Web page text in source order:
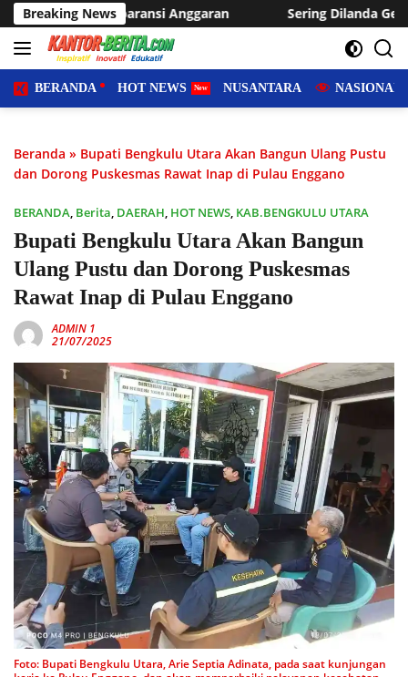
Langsung
ke
konten
Breaking NewsSering Dilanda Genangan, Desa Sukaraja
BERANDA HOT NEWS NUSANTARA NASIONAL
Beranda » Bupati Bengkulu Utara Akan Bangun Ulang Pustu
dan Dorong Puskesmas Rawat Inap di Pulau Enggano
BERANDA, Berita, DAERAH, HOT NEWS, KAB.BENGKULU UTARA
Bupati Bengkulu Utara Akan Bangun
Ulang Pustu dan Dorong Puskesmas
Rawat Inap di Pulau Enggano
ADMIN 1
21/07/2025
Foto: Bupati Bengkulu Utara, Arie Septia Adinata, pada saat kunjungan